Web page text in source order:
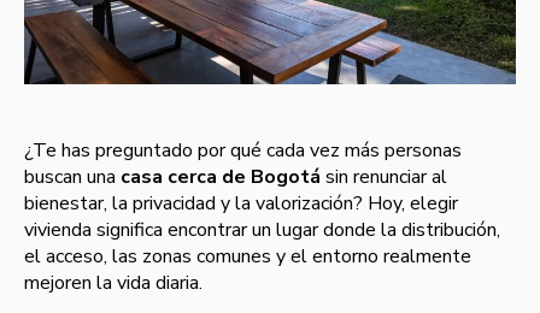
¿Te has preguntado por qué cada vez más personas
buscan una casa cerca de Bogotá sin renunciar al
bienestar, la privacidad y la valorización? Hoy, elegir
vivienda significa encontrar un lugar donde la distribución,
el acceso, las zonas comunes y el entorno realmente
mejoren la vida diaria.